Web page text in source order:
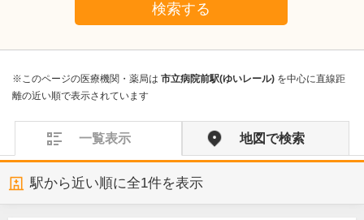
検索する
※このページの医療機関・薬局は 市立病院前駅(ゆいレール) を中心に直線距
離の近い順で表示されています
一覧表示 地図で検索
駅から近い順に全1件を表示